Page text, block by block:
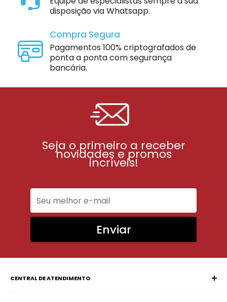
disposição via Whatsapp.
Compra Segura
Pagamentos 100% criptografados de
ponta a ponta com segurança
bancária.
Seja o primeiro a receber
novidades e promos
incríveis!
Enviar
CENTRAL DE ATENDIMENTO